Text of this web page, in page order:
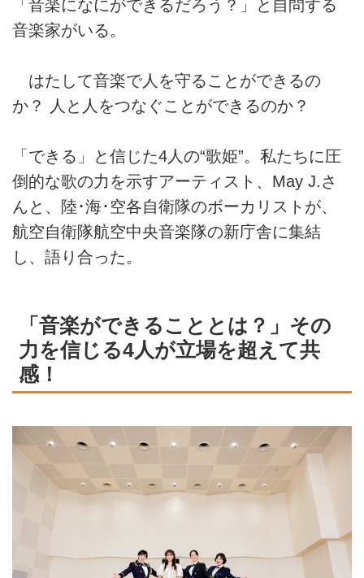
「音楽になにができるだろう？」と自問する
音楽家がいる。
はたして音楽で人を守ることができるの
か？ 人と人をつなぐことができるのか？
「できる」と信じた4人の“歌姫”。私たちに圧
倒的な歌の力を示すアーティスト、May J.さ
んと、陸･海･空各自衛隊のボーカリストが、
航空自衛隊航空中央音楽隊の新庁舎に集結
し、語り合った。
「音楽ができることとは？」その
力を信じる4人が立場を超えて共
感！